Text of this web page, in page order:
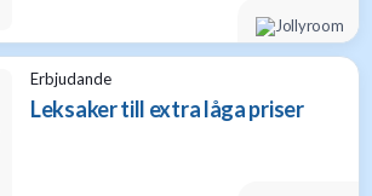
Erbjudande
Leksaker till extra låga priser